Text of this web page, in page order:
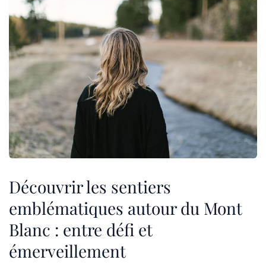
Découvrir les sentiers
emblématiques autour du Mont
Blanc : entre défi et
émerveillement